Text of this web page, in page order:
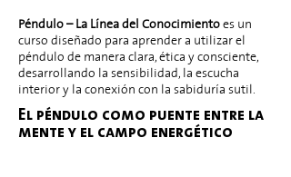
Péndulo – La Línea del Conocimientoes un
curso diseñado para aprender a utilizar el
péndulo de manera clara, ética y consciente,
desarrollando la sensibilidad, la escucha
interior y la conexión con la sabiduría sutil.
El péndulo como puente entre la
mente y el campo energético